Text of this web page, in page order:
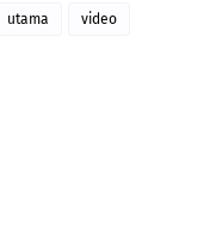
utama video